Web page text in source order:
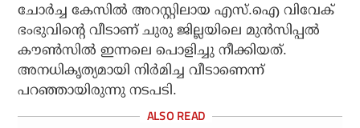
ചോർച്ച കേസിൽ അറസ്റ്റിലായ എസ്.ഐ വിവേക് ​​
ഭംഭുവിന്റെ വീടാണ് ചുരു ജില്ലയിലെ മുൻസിപ്പൽ
കൗൺസിൽ ഇന്നലെ പൊളിച്ചു നീക്കിയത്.
അനധികൃത്യമായി നിർമിച്ച വീടാണെന്ന്
പറഞ്ഞായിരുന്നു നടപടി.